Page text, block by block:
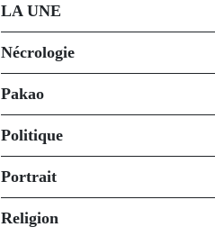
LA UNE
Nécrologie
Pakao
Politique
Portrait
Religion